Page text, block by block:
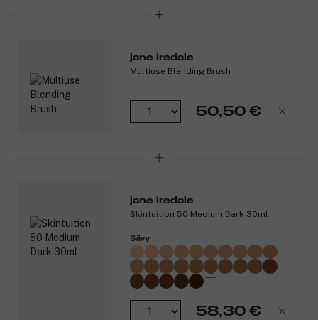
jane iredale
Multiuse Blending Brush
50,50 €
jane iredale
Skintuition 50 Medium Dark 30ml
Sävy
58,30 €